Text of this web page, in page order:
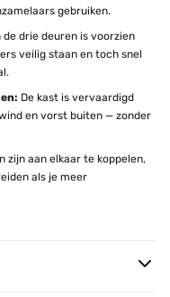
gebruiken.
de drie deuren is voorzien
veilig staan en toch snel
De kast is vervaardigd
en vorst buiten — zonder
zijn aan elkaar te koppelen,
als je meer